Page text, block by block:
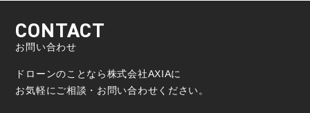
CONTACT
お問い合わせ
ドローンのことなら株式会社AXIAに
お気軽にご相談・お問い合わせください。